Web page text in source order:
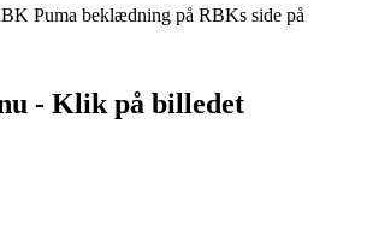
Puma beklædning på RBKs side på
- Klik på billedet